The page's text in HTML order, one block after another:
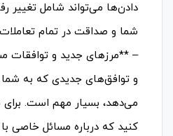
دادن‌ها می‌تواند شامل تغییر
شما و صداقت در تمام
– **مرزهای جدید و توافقات
و توافق‌های جدیدی که به
می‌دهد، بسیار مهم است. برای
کنید که درباره مسائل